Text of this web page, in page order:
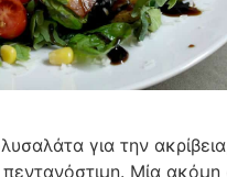
για την
πεντανόστιμη. Μία